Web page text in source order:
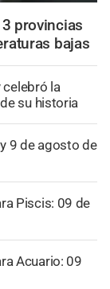
provincias
bajas
la
su historia
9 de agosto de
Piscis: 09 de
Acuario: 09